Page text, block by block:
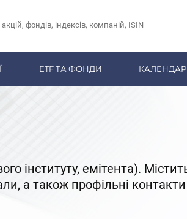
ETF ТА ФОНДИ КАЛЕНДАР
інституту, емітента).
а також профільні